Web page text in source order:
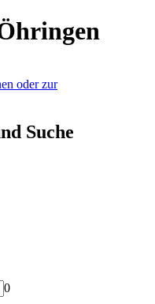
oder zur
Suche
0